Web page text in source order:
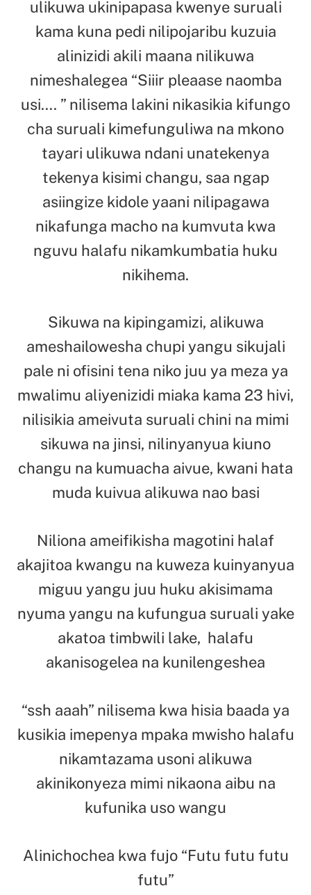
ulikuwa ukinipapasa kwenye suruali
kama kuna pedi nilipojaribu kuzuia
alinizidi akili maana nilikuwa
nimeshalegea “Siiir pleaase naomba
usi…. ” nilisema lakini nikasikia kifungo
cha suruali kimefunguliwa na mkono
tayari ulikuwa ndani unatekenya
tekenya kisimi changu, saa ngap
asiingize kidole yaani nilipagawa
nikafunga macho na kumvuta kwa
nguvu halafu nikamkumbatia huku
nikihema.
Sikuwa na kipingamizi, alikuwa
ameshailowesha chupi yangu sikujali
pale ni ofisini tena niko juu ya meza ya
mwalimu aliyenizidi miaka kama 23 hivi,
nilisikia ameivuta suruali chini na mimi
sikuwa na jinsi, nilinyanyua kiuno
changu na kumuacha aivue, kwani hata
muda kuivua alikuwa nao basi
Niliona ameifikisha magotini halaf
akajitoa kwangu na kuweza kuinyanyua
miguu yangu juu huku akisimama
nyuma yangu na kufungua suruali yake
akatoa timbwili lake, halafu
akanisogelea na kunilengeshea
“ssh aaah” nilisema kwa hisia baada ya
kusikia imepenya mpaka mwisho halafu
nikamtazama usoni alikuwa
akinikonyeza mimi nikaona aibu na
kufunika uso wangu
Alinichochea kwa fujo “Futu futu futu
futu”